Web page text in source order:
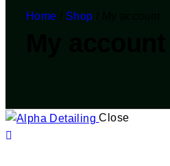
Home Shop
Close